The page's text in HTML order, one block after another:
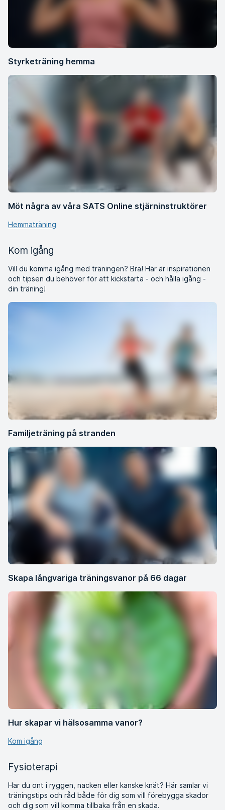
Styrketräning hemma
Möt några av våra SATS Online stjärninstruktörer
Hemmaträning
Kom igång
Vill du komma igång med träningen? Bra! Här är inspirationen
och tipsen du behöver för att kickstarta - och hålla igång -
din träning!
Familjeträning på stranden
Skapa långvariga träningsvanor på 66 dagar
Hur skapar vi hälsosamma vanor?
Kom igång
Fysioterapi
Har du ont i ryggen, nacken eller kanske knät? Här samlar vi
träningstips och råd både för dig som vill förebygga skador
och dig som vill komma tillbaka från en skada.